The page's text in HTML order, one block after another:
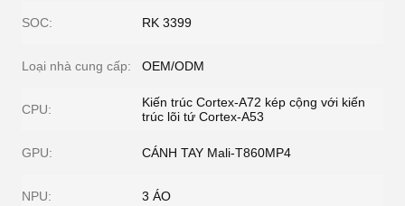
SOC: RK 3399
Loại nhà cung cấp: OEM/ODM
CPU:
Kiến trúc Cortex-A72 kép cộng với kiến ​​
trúc lõi tứ Cortex-A53
GPU: CÁNH TAY Mali-T860MP4
NPU: 3 ÁO